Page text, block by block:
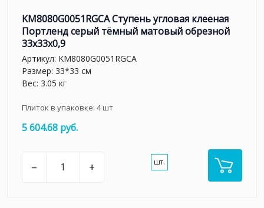
KM8080G0051RGCA Ступень угловая клееная
Портленд серый тёмный матовый обрезной
33x33x0,9
Артикул: KM8080G0051RGCA
Размер: 33*33 см
Вес: 3.05 кг
Плиток в упаковке: 4шт
5 604.68 руб.
– + шт.